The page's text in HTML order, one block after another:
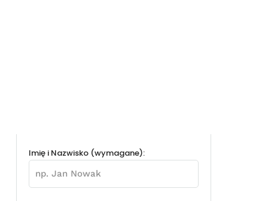
Imię i Nazwisko (wymagane):